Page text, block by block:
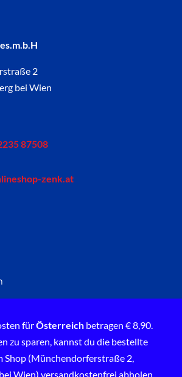
2
bei Wien
87508
zenk.at
fürÖsterreich betragen € 8,90.
zu sparen, kannst du die bestellte
Shop (Münchendorferstraße 2,
Wien) versandkostenfrei abholen.